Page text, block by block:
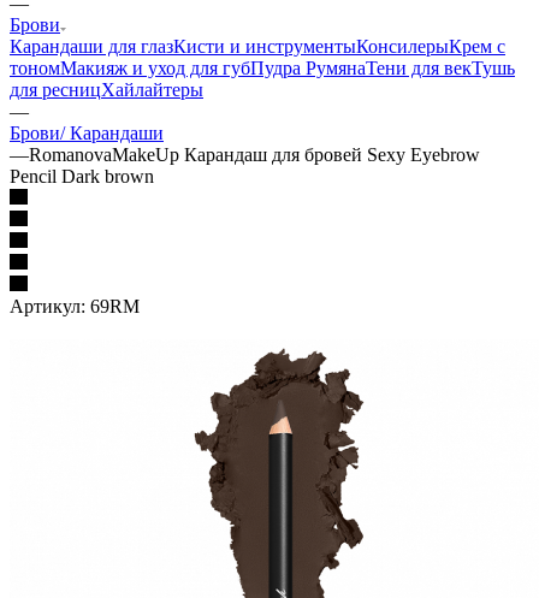
Брови
Карандаши для глазКисти и инструментыКонсилерыКрем с
тономМакияж и уход для губПудра РумянаТени для векТушь
для ресницХайлайтеры
—
Брови/ Карандаши
—RomanovaMakeUp Карандаш для бровей Sexy Eyebrow
Pencil Dark brown
Артикул: 69RM